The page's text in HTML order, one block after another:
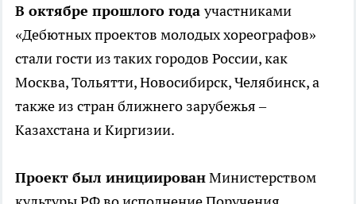
В октябре прошлого годаучастниками
«Дебютных проектов молодых хореографов»
стали гости из таких городов России, как
Москва, Тольятти, Новосибирск, Челябинск, а
также из стран ближнего зарубежья –
Казахстана и Киргизии.
Проект был инициированМинистерством